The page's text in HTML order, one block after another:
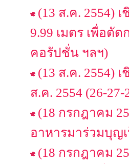
(13 ส.ค. 2554)
9.99 เมตร เพื่อตั
คอรัปชั่น ฯลฯ)
(13 ส.ค. 2554)
ส.ค. 2554 (26-
(18 กรกฎาคม
อาหารมาร่วมบุญ
(18 กรกฎาคม